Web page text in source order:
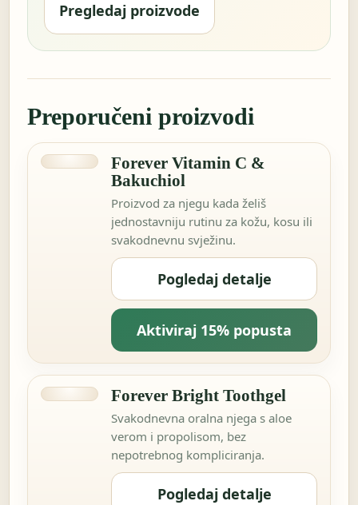
Pregledaj proizvode
Preporučeni proizvodi
Forever Vitamin C &
Bakuchiol
Proizvod za njegu kada želiš
jednostavniju rutinu za kožu, kosu ili
svakodnevnu svježinu.
Pogledaj detalje
Aktiviraj 15% popusta
Forever Bright Toothgel
Svakodnevna oralna njega s aloe
verom i propolisom, bez
nepotrebnog kompliciranja.
Pogledaj detalje